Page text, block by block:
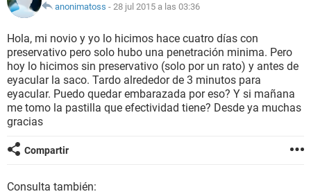
SEXUALIDAD
GLOSARIO
anonimatoss - 28 jul 2015 a las 03:36
Hola, mi novio y yo lo hicimos hace cuatro días con
preservativo pero solo hubo una penetración minima. Pero
hoy lo hicimos sin preservativo (solo por un rato) y antes de
eyacular la saco. Tardo alrededor de 3 minutos para
eyacular. Puedo quedar embarazada por eso? Y si mañana
me tomo la pastilla que efectividad tiene? Desde ya muchas
gracias
Compartir
Consulta también: